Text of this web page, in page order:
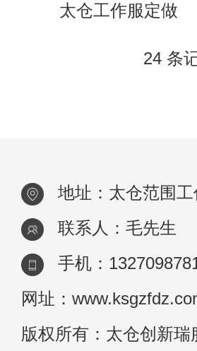
太仓工作服定做
24 条
地址：太仓范围
联系人：毛先生
手机：
网址：
版权所有：太仓创新瑞